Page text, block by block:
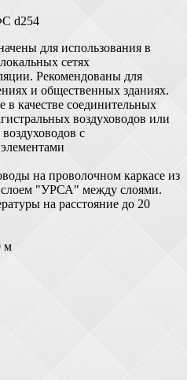
d254
для использования в
сетях
Рекомендованы для
и общественных зданиях.
в качестве соединительных
воздуховодов или
с
на проволочном каркасе из
"УРСА" между слоями.
на расстояние до 20
м